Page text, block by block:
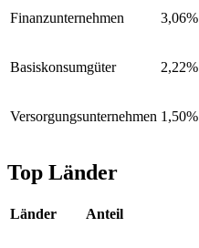
Finanzunternehmen 3,06%
Basiskonsumgüter 2,22%
Versorgungsunternehmen 1,50%
Top Länder
Länder Anteil